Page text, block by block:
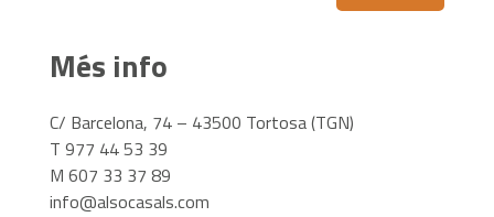
Més info
C/ Barcelona, 74 – 43500 Tortosa (TGN)
T 977 44 53 39
M 607 33 37 89
info@alsocasals.com